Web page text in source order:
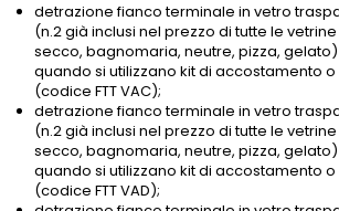
detrazione fianco terminale in vetro
(n.2 già inclusi nel prezzo di tutte le
secco, bagnomaria, neutre, pizza,
quando si utilizzano kit di accostamento
(codice FTT VAC);
detrazione fianco terminale in vetro
(n.2 già inclusi nel prezzo di tutte le
secco, bagnomaria, neutre, pizza,
quando si utilizzano kit di accostamento
(codice FTT VAD);